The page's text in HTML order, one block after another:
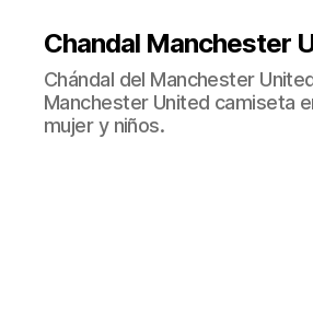
Chandal Manchester
Chándal del Manchester
Manchester United camiseta
mujer y niños.